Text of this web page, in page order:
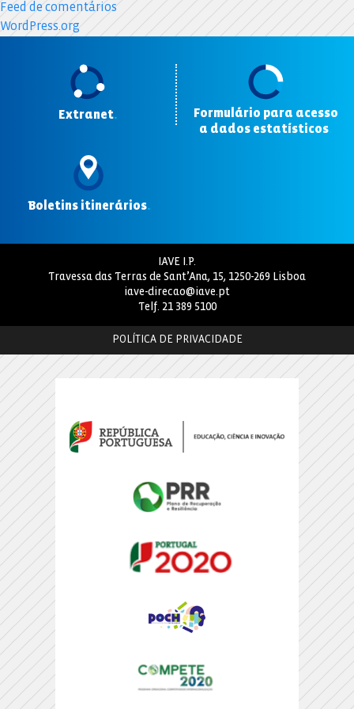
Feed de comentários
WordPress.org
Extranet.
Formulário para acesso
a dados estatísticos
Boletins itinerários.
IAVE I.P.
Travessa das Terras de Sant’Ana, 15, 1250-269 Lisboa
iave-direcao@iave.pt
Telf. 21 389 5100
POLÍTICA DE PRIVACIDADE